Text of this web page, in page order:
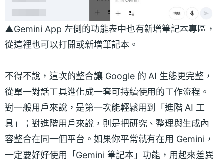
▲Gemini App 左側的功能表中也有新增筆記本專區，
從這裡也可以打開或新增筆記本。
不得不說，這次的整合讓 Google 的 AI 生態更完整，
從單一對話工具進化成一套可持續使用的工作流程。
對一般用戶來說，是第一次能輕鬆用到「進階 AI 工
具」；對進階用戶來說，則是把研究、整理與生成內
容整合在同一個平台。如果你平常就有在用 Gemini，
一定要好好使用「Gemini 筆記本」功能，用起來差異